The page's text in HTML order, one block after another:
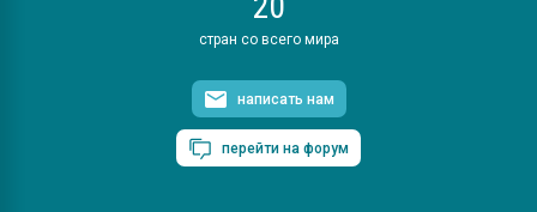
стран со всего мира
написать нам
перейти на форум